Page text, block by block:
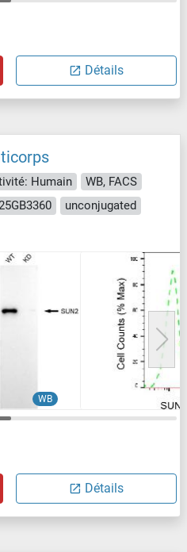
Détails
Humain
WB, FACS
unconjugated
WB
Détails